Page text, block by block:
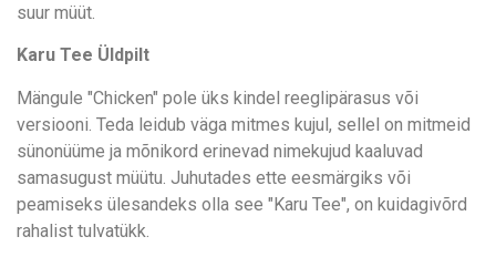
suur müüt.
Karu Tee Üldpilt
Mängule "Chicken" pole üks kindel reeglipärasus või
versiooni. Teda leidub väga mitmes kujul, sellel on mitmeid
sünonüüme ja mõnikord erinevad nimekujud kaaluvad
samasugust müütu. Juhutades ette eesmärgiks või
peamiseks ülesandeks olla see "Karu Tee", on kuidagivõrd
rahalist tulvatükk.